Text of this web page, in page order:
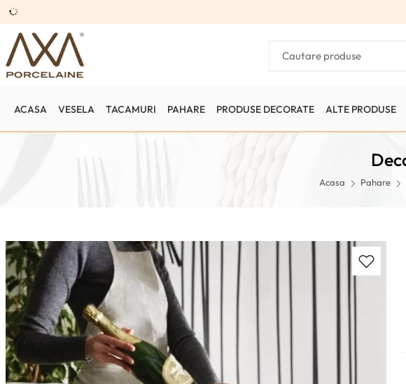
ACASA VESELA TACAMURI PAHARE PRODUSE DECORATE ALTE PRODUSE
Acasa Pahare